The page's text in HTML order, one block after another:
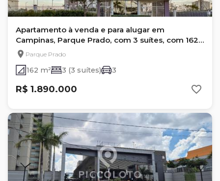
Apartamento à venda e para alugar em
Campinas, Parque Prado, com 3 suítes, com 162
m²Parque Prado
162 m² 3 (3 suítes) 3
R$ 1.890.000